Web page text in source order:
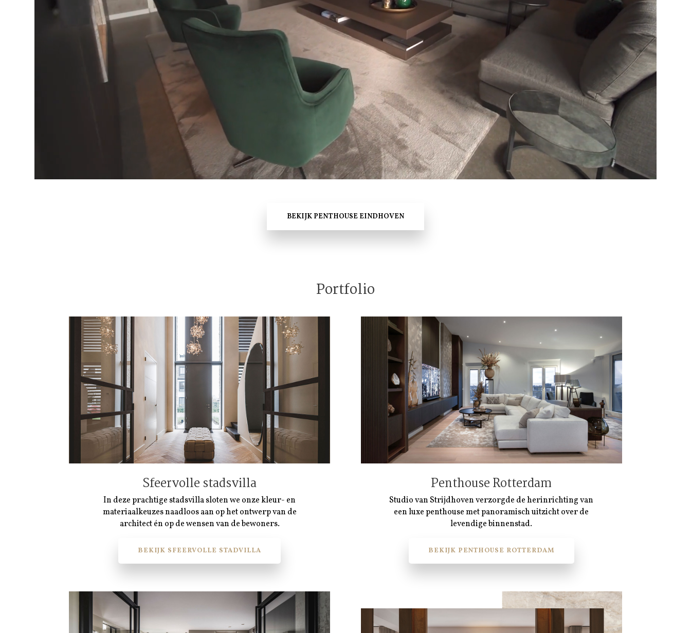
BEKIJK PENTHOUSE EINDHOVEN
Portfolio
Sfeervolle stadsvilla
In deze prachtige stadsvilla sloten we onze kleur- en
materiaalkeuzes naadloos aan op het ontwerp van de
architect én op de wensen van de bewoners.
BEKIJK SFEERVOLLE STADVILLA
Penthouse Rotterdam
Studio van Strijdhoven verzorgde de herinrichting van
een luxe penthouse met panoramisch uitzicht over de
levendige binnenstad.
BEKIJK PENTHOUSE ROTTERDAM